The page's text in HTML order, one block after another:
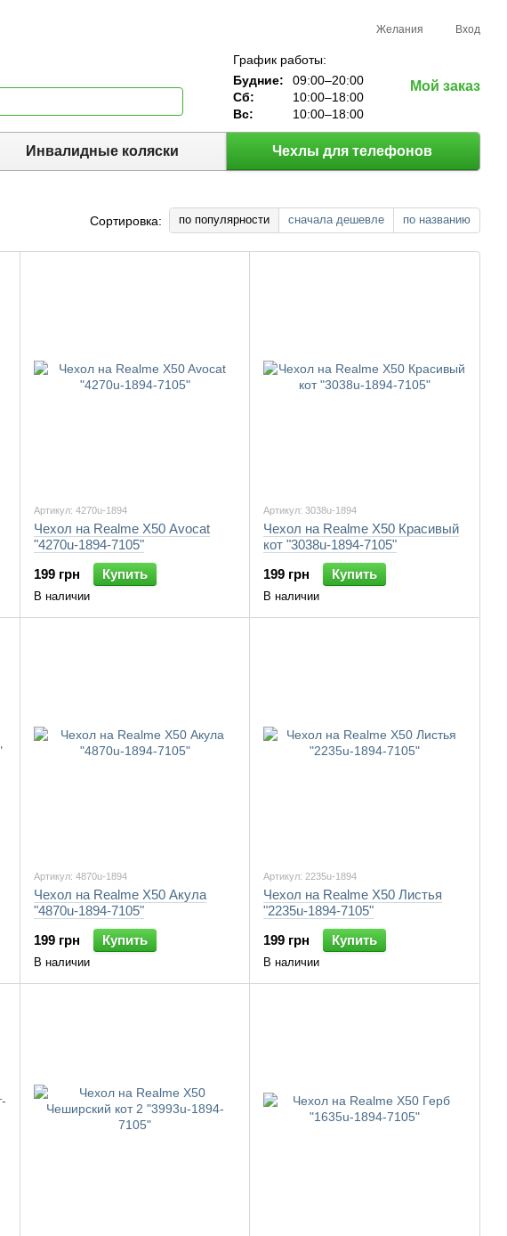
Желания Вход
График работы:
Будние:
09:00–20:00
Сб:
10:00–18:00
Вс:
10:00–18:00
Мой заказ
Инвалидные коляски Чехлы для телефонов
Сортировка: по популярности сначала дешевле по названию
Артикул: 4270u-1894
Чехол на Realme X50 Avocat
"4270u-1894-7105"
199 грн
Купить
В наличии
Артикул: 3038u-1894
Чехол на Realme X50 Красивый
кот "3038u-1894-7105"
199 грн
Купить
В наличии
Артикул: 4870u-1894
Чехол на Realme X50 Акула
"4870u-1894-7105"
199 грн
Купить
В наличии
Артикул: 2235u-1894
Чехол на Realme X50 Листья
"2235u-1894-7105"
199 грн
Купить
В наличии